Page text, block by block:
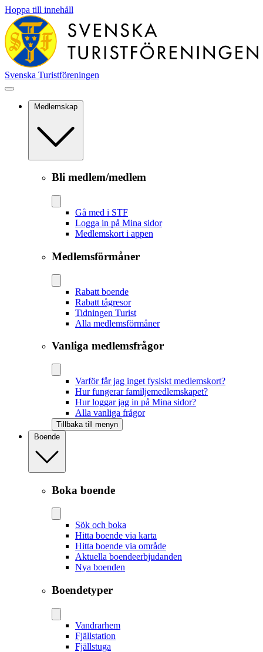
Hoppa till innehåll
Svenska Turistföreningen
Medlemskap
Bli medlem/medlem
Gå med i STF
Logga in på Mina sidor
Medlemskort i appen
Medlemsförmåner
Rabatt boende
Rabatt tågresor
Tidningen Turist
Alla medlemsförmåner
Vanliga medlemsfrågor
Varför får jag inget fysiskt medlemskort?
Hur fungerar familjemedlemskapet?
Hur loggar jag in på Mina sidor?
Alla vanliga frågor
Tillbaka till menyn
Boende
Boka boende
Sök och boka
Hitta boende via karta
Hitta boende via område
Aktuella boendeerbjudanden
Nya boenden
Boendetyper
Vandrarhem
Fjällstation
Fjällstuga